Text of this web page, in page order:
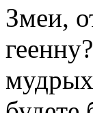
Змеи,